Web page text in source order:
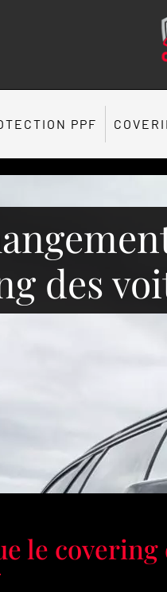
PPF
des
le